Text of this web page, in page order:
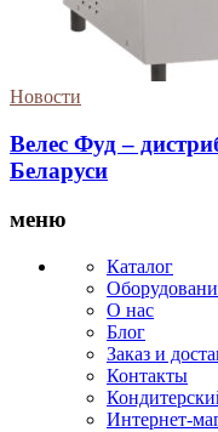
Новости
Велес Фуд –
Беларуси
меню
Каталог
О нас
Блог
Заказ и
Контакты
Интернет-